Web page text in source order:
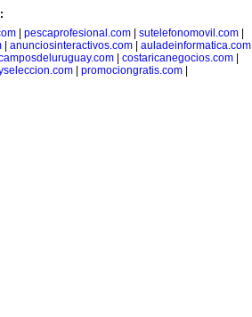
pescaprofesional.com sutelefonomovil.com
| anunciosinteractivos.com| auladeinformatica.com|
costaricanegocios.com
| promociongratis.com|